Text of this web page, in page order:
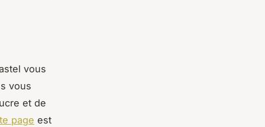
vous
vous
et de
page est